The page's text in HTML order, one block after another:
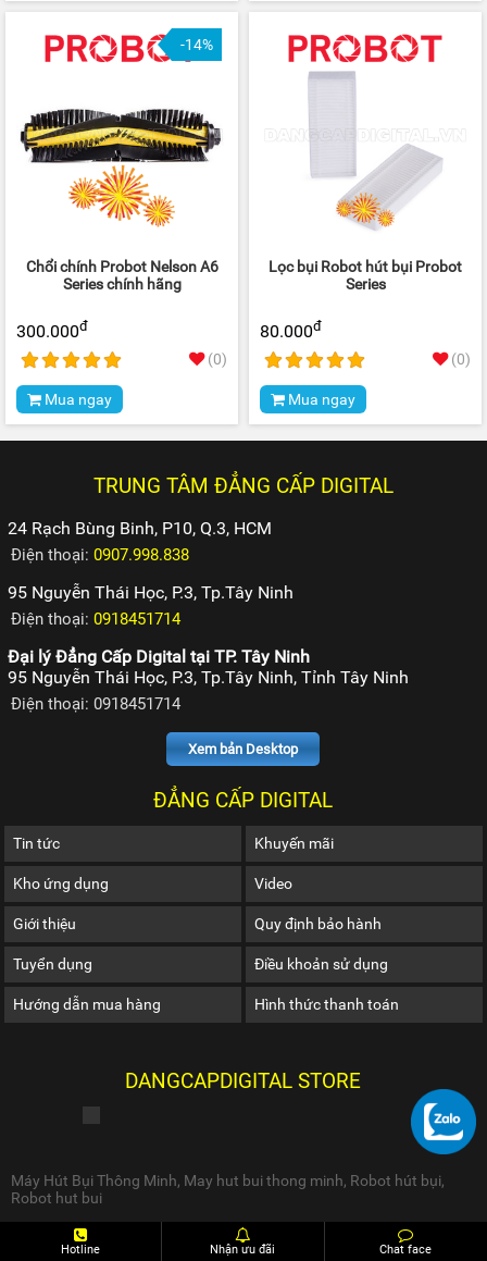
-14%
Chổi chính Probot Nelson A6
Series chính hãng
300.000đ
(0)
Mua ngay
Lọc bụi Robot hút bụi Probot
Series
80.000đ
(0)
Mua ngay
TRUNG TÂM ĐẲNG CẤP DIGITAL
24 Rạch Bùng Binh, P10, Q.3, HCM
Điện thoại:0907.998.838
95 Nguyễn Thái Học, P.3, Tp.Tây Ninh
Điện thoại:0918451714
Đại lý Đẳng Cấp Digital tại TP. Tây Ninh
95 Nguyễn Thái Học, P.3, Tp.Tây Ninh, Tỉnh Tây Ninh
Điện thoại: 0918451714
Xem bản Desktop
ĐẲNG CẤP DIGITAL
Tin tức Khuyến mãi
Kho ứng dụng Video
Giới thiệu Quy định bảo hành
Tuyển dụng Điều khoản sử dụng
Hướng dẫn mua hàng Hình thức thanh toán
DANGCAPDIGITAL STORE
Máy Hút Bụi Thông Minh, May hut bui thong minh, Robot hút bụi,
Robot hut bui
Hotline Nhận ưu đãi Chat face